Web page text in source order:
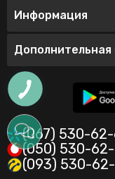
Информация
(067) 530-
(050) 530-
(093) 530-